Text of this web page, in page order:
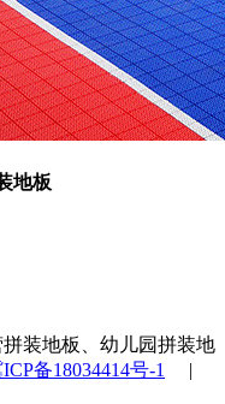
地板
拼装地板、幼儿园拼装地
备18034414号-1
|